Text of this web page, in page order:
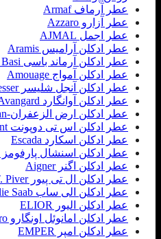
عطر آرماف Armaf
عطر آزارو Azzaro
عطر اجمل AJMAL
عطر ادکلن آرامیس Aramis
عطر ادکلن آرماند باسی Armand Basi
عطر ادکلن آمواج Amouage
عطر ادکلن آنجل شلیسر Angel Schlesser
عطر ادکلن آوانگارد Avangard
عطر ادکلن ارض الزعفران-Ard Al Zaafaran
عطر ادکلن اس تی دوپونت S.T.Dupont
عطر ادکلن اسکارد Escada
عطر ادکلن اسنشال پارفومز Essential Parfums
عطر ادکلن اگنر Aigner
عطر ادکلن ال تی پیور L.T. Piver
عطر ادکلن الی ساب Elie Saab
عطر ادکلن الیور ELIOR
عطر ادکلن امانوئل اونگارو Emanuel Ungaro
عطر ادکلن امپر EMPER